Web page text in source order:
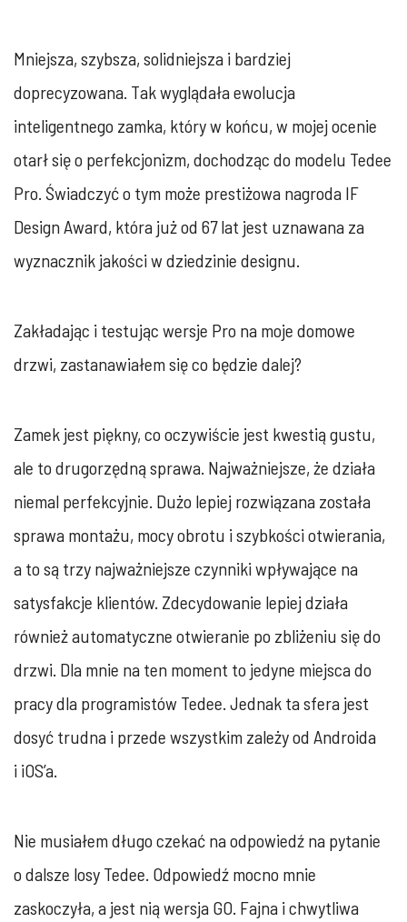
Mniejsza, szybsza, solidniejsza i bardziej
doprecyzowana. Tak wyglądała ewolucja
inteligentnego zamka, który w końcu, w mojej ocenie
otarł się o perfekcjonizm, dochodząc do modelu Tedee
Pro. Świadczyć o tym może prestiżowa nagroda IF
Design Award, która już od 67 lat jest uznawana za
wyznacznik jakości w dziedzinie designu.
Zakładając i testując wersje Pro na moje domowe
drzwi, zastanawiałem się co będzie dalej?
Zamek jest piękny, co oczywiście jest kwestią gustu,
ale to drugorzędną sprawa. Najważniejsze, że działa
niemal perfekcyjnie. Dużo lepiej rozwiązana została
sprawa montażu, mocy obrotu i szybkości otwierania,
a to są trzy najważniejsze czynniki wpływające na
satysfakcje klientów. Zdecydowanie lepiej działa
również automatyczne otwieranie po zbliżeniu się do
drzwi. Dla mnie na ten moment to jedyne miejsca do
pracy dla programistów Tedee. Jednak ta sfera jest
dosyć trudna i przede wszystkim zależy od Androida
i iOS’a.
Nie musiałem długo czekać na odpowiedź na pytanie
o dalsze losy Tedee. Odpowiedź mocno mnie
zaskoczyła, a jest nią wersja GO. Fajna i chwytliwa